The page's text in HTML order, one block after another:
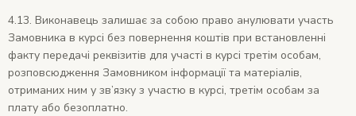
4.13. Виконавець залишає за собою право анулювати участь
Замовника в курсі без повернення коштів при встановленні
факту передачі реквізитів для участі в курсі третім особам,
розповсюдження Замовником інформації та матеріалів,
отриманих ним у зв’язку з участю в курсі, третім особам за
плату або безоплатно.